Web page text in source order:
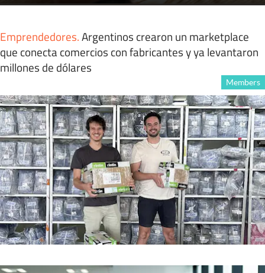
Emprendedores.Argentinos crearon un marketplace
que conecta comercios con fabricantes y ya levantaron
millones de dólares
Members